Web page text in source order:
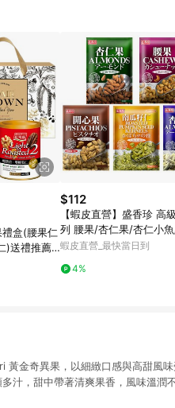
禮盒(腰果仁
)送禮推薦/
春
$112
【蝦皮直營】盛香珍 高
列 腰果/杏仁果/杏仁小
仁/開心果(內有獨立小包
蝦皮直營_最快當日到
4%
黃金奇異果，以細緻口感與高甜風味
汁，甜中帶著清爽果香，風味溫潤不